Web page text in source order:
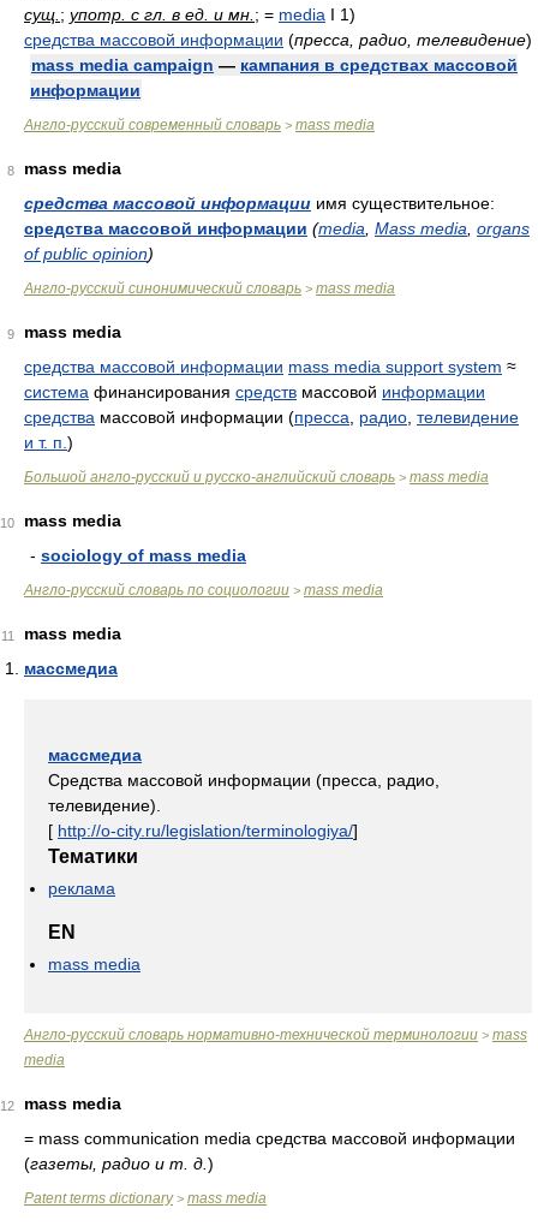
сущ. ; употр. с гл. в ед. и мн. ; = media I 1)
средства массовой информации (пресса, радио, телевидение)
mass media campaign — кампания в средствах массовой
информации
Англо-русский современный словарь > mass media
8
mass media
средства массовой информации имя существительное:
средства массовой информации (media Mass media organs
of public opinion)
Англо-русский синонимический словарь > mass media
9
mass media
средства массовой информации mass media support system ≈
система финансирования средств массовой информации
средства массовой информации (пресса радио телевидение
и т. п. )
Большой англо-русский и русско-английский словарь > mass media
10
mass media
- sociology of mass media
Англо-русский словарь по социологии > mass media
11
mass media
массмедиа
массмедиа
Средства массовой информации (пресса, радио,
телевидение).
[ http://o-city.ru/legislation/terminologiya/]
Тематики
реклама
EN
mass media
Англо-русский словарь нормативно-технической терминологии > mass
media
12
mass media
= mass communication media средства массовой информации
(газеты, радио и т. д. )
Patent terms dictionary> mass media